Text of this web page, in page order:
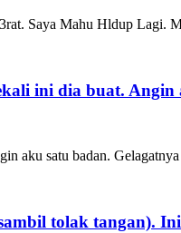
Saya Mahu Hldup Lagi.
ini dia buat. Angin
aku satu badan.
tolak tangan).